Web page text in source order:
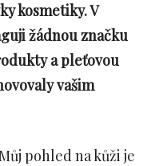
kosmetiky. V
žádnou značku
a pleťovou
vašim
pohled na kůži je